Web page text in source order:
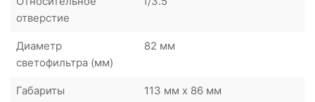
отверстие
Диаметр
светофильтра (мм)
82 мм
Габариты 113 мм x 86 мм